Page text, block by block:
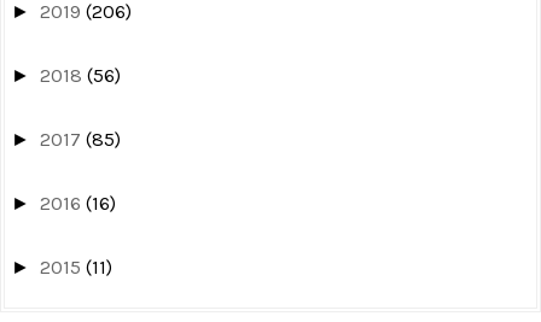
► 2019 (206)
► 2018 (56)
► 2017 (85)
► 2016 (16)
► 2015 (11)